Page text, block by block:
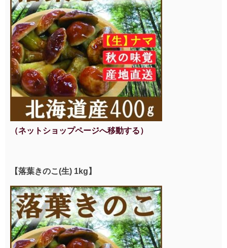
（ネットショップページへ移動する）
【落葉きのこ(生) 1kg】